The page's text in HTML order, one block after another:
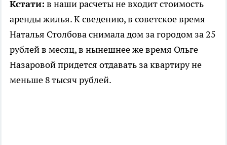
Кстати: в наши расчеты не входит стоимость
аренды жилья. К сведению, в советское время
Наталья Столбова снимала дом за городом за 25
рублей в месяц, в нынешнее же время Ольге
Назаровой придется отдавать за квартиру не
меньше 8 тысяч рублей.